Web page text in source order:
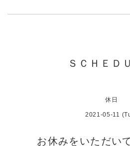
ＳＣＨＥＤ
休日
2021-05-11
お休みをいただい